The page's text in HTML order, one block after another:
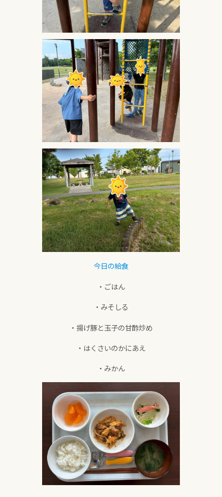
今日の給食
・ごはん
・みそしる
・揚げ豚と玉子の甘酢炒め
・はくさいのかにあえ
・みかん